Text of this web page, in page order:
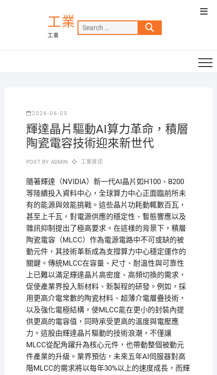
工業
工業
Search
…
2026-06-05
輝達晶片驅動AI算力革命，積層
陶瓷電容技術迎來新世代
POST BY ADMIN 工業資訊
隨著輝達（NVIDIA）新一代AI晶片如H100、B200
等陸續投入資料中心，全球算力中心正面臨前所未
有的能源與效能挑戰。這些晶片功耗動輒數百瓦，
甚至上千瓦，對電源供應的穩定性、暫態響應以及
雜訊抑制提出了極高要求。在這樣的背景下，積層
陶瓷電容（MLCC）作為電源電路中不可或缺的被
動元件，其技術革新成為支撐算力中心穩定運作的
關鍵。傳統MLCC在容量、尺寸、耐溫性與可靠性
上已難以滿足輝達晶片高密度、高頻切換的需求，
促使產業界投入新材料、新製程的研發。例如，採
用更高介電常數的陶瓷材料、超薄介電層疊技術，
以及強化電極結構，使MLCC能在更小的封裝內提
供更高的電容值，同時承受更高的溫度與電壓應
力。這股由輝達晶片驅動的技術浪潮，不僅讓
MLCC從配角躍升為核心元件，也帶動整個被動元
件產業的升級。業界預估，未來五年AI伺服器對高
階MLCC的需求將以每年30%以上的速度成長，而輝